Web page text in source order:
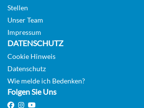
Stellen
Unser Team
Impressum
DATENSCHUTZ
Cookie Hinweis
Datenschutz
Wie melde ich Bedenken?
Folgen Sie Uns